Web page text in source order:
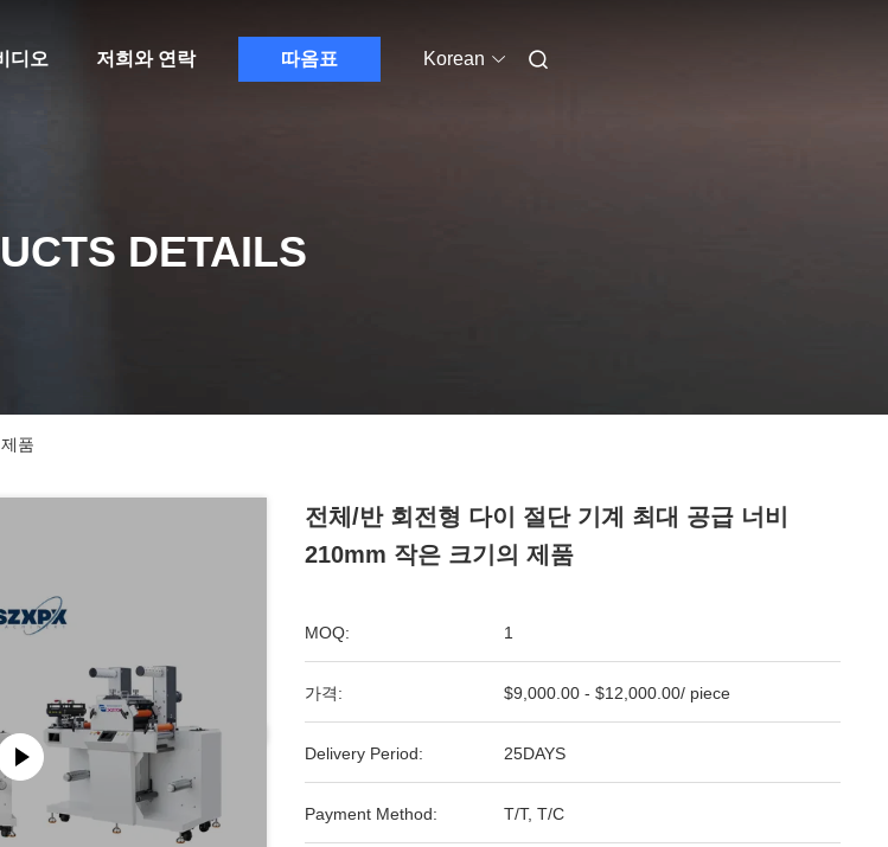
디오 저희와 연락 따옴표 Korean
DETAILS
품
전체/반 회전형 다이 절단 기계 최대 공급 너비
210mm 작은 크기의 제품
MOQ: 1
가격: $9,000.00 - $12,000.00/ piece
Delivery Period: 25DAYS
Payment Method: T/T, T/C